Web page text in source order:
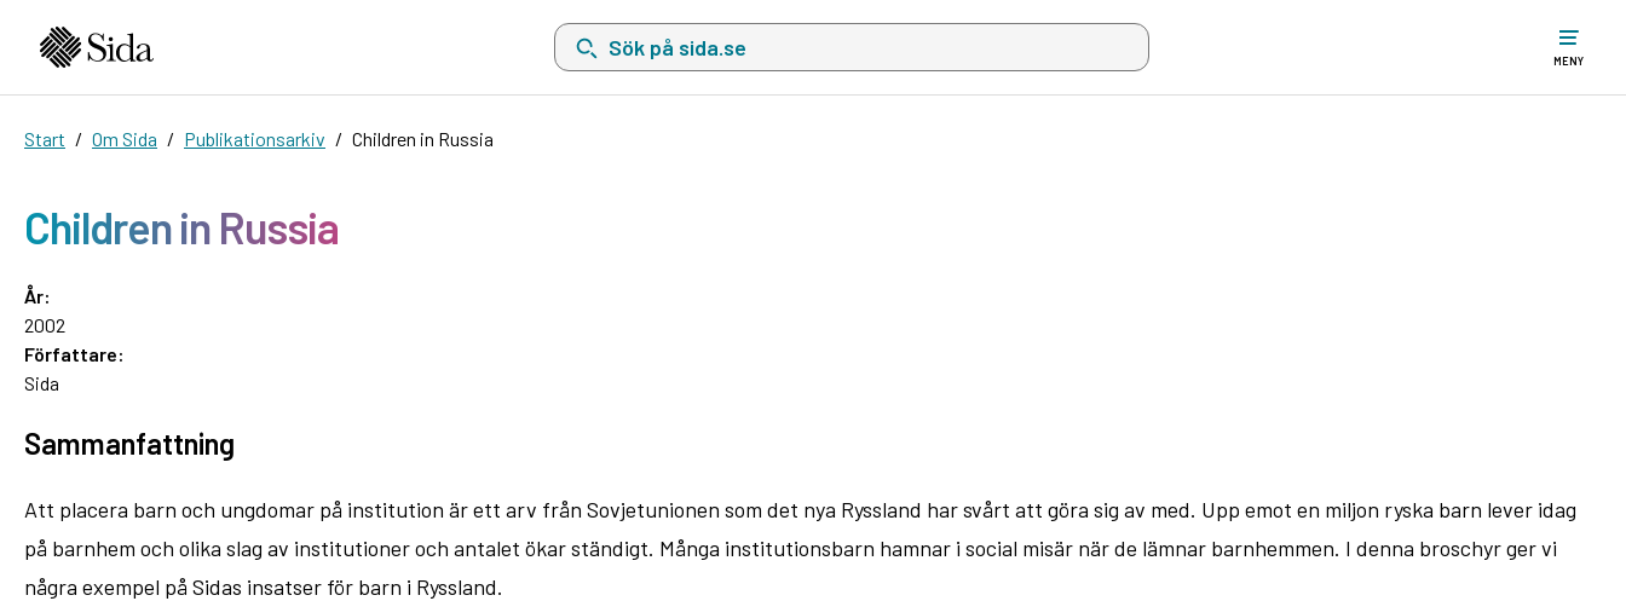
Sök på sida.se, sökförslag kommer att visas i en lista under sökfältet när mer än två tecken har angivits. Piltangenterna uppåt och
MENY
Start Om Sida Publikationsarkiv Children in Russia
Children in Russia
År:
2002
Författare:
Sida
Sammanfattning
Att placera barn och ungdomar på institution är ett arv från Sovjetunionen som det nya Ryssland har svårt att göra sig av med. Upp emot en miljon ryska barn lever idag
på barnhem och olika slag av institutioner och antalet ökar ständigt. Många institutionsbarn hamnar i social misär när de lämnar barnhemmen. I denna broschyr ger vi
några exempel på Sidas insatser för barn i Ryssland.